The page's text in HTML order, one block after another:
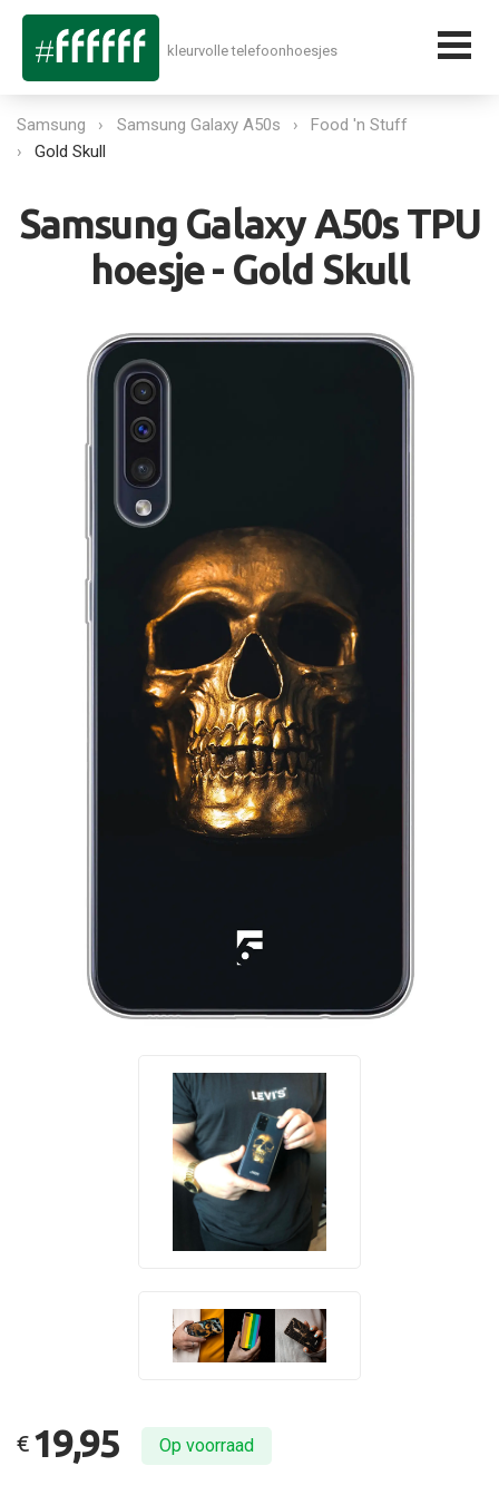
kleurvolle telefoonhoesjes
Samsung Samsung Galaxy A50s
Food 'n Stuff
Gold Skull
Samsung Galaxy A50s TPU
hoesje - Gold Skull
€ 19,95 Op voorraad